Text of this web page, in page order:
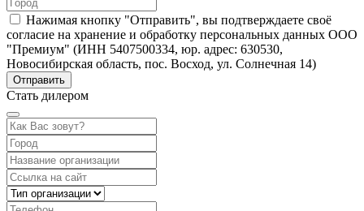
Нажимая кнопку "Отправить", вы подтверждаете своё
согласие на хранение и обработку персональных данных ООО
"Премиум" (ИНН 5407500334, юр. адрес: 630530,
Новосибирская область, пос. Восход, ул. Солнечная 14)
Стать дилером